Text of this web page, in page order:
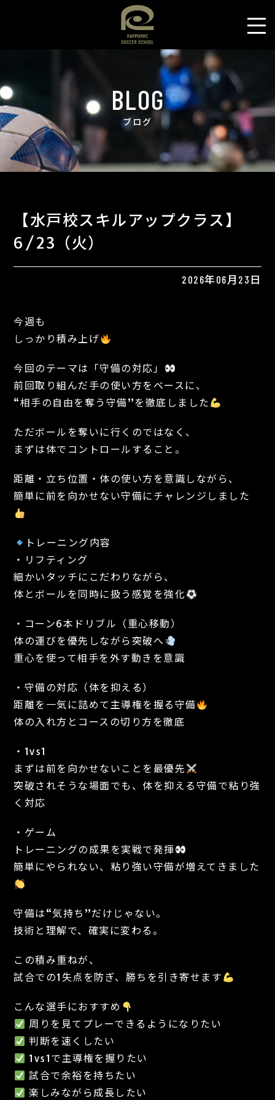
BLOG
ブログ
【水戸校スキルアップクラス】
6/23（火）
2026年06月23日
今週も
しっかり積み上げ
今回のテーマは「守備の対応」
前回取り組んだ手の使い方をベースに、
“相手の自由を奪う守備”を徹底しました
ただボールを奪いに行くのではなく、
まずは体でコントロールすること。
距離・立ち位置・体の使い方を意識しながら、
簡単に前を向かせない守備にチャレンジしました
トレーニング内容
・リフティング
細かいタッチにこだわりながら、
体とボールを同時に扱う感覚を強化
・コーン6本ドリブル（重心移動）
体の運びを優先しながら突破へ
重心を使って相手を外す動きを意識
・守備の対応（体を抑える）
距離を一気に詰めて主導権を握る守備
体の入れ方とコースの切り方を徹底
・1vs1
まずは前を向かせないことを最優先
突破されそうな場面でも、体を抑える守備で粘り強
く対応
・ゲーム
トレーニングの成果を実戦で発揮
簡単にやられない、粘り強い守備が増えてきました
守備は“気持ち”だけじゃない。
技術と理解で、確実に変わる。
この積み重ねが、
試合での1失点を防ぎ、勝ちを引き寄せます
こんな選手におすすめ
周りを見てプレーできるようになりたい
判断を速くしたい
1vs1で主導権を握りたい
試合で余裕を持ちたい
楽しみながら成長したい